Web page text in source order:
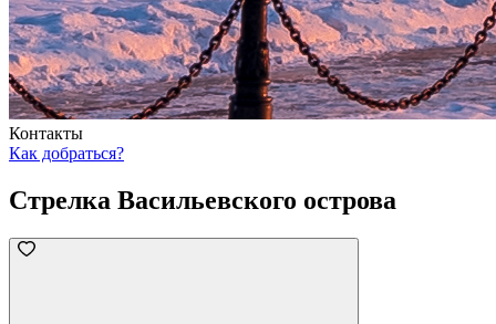
Контакты
Как добраться?
Стрелка Васильевского острова